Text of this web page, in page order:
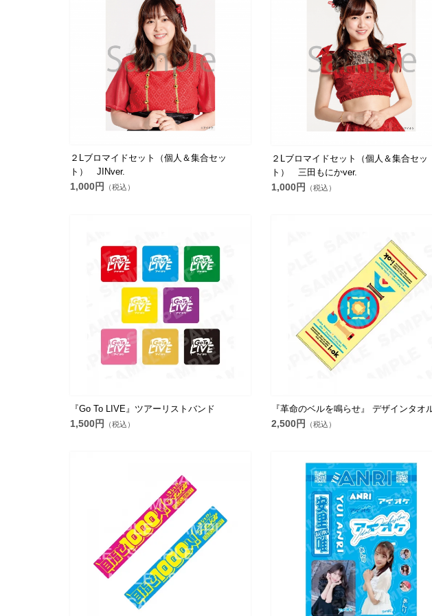
２Lブロマイドセット（個人＆集合セッ
ト） JINver.
1,000円 （税込）
２Lブロマイドセット（個人＆集合セッ
ト） 三田もにかver.
1,000円 （税込）
『Go To LIVE』ツアーリストバンド
1,500円 （税込）
『革命のベルを鳴らせ』 デザインタオ
2,500円 （税込）